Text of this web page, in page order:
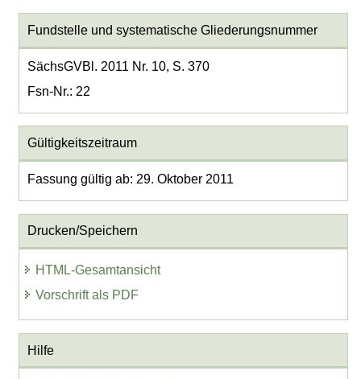
Fundstelle und systematische Gliederungsnummer
SächsGVBl. 2011 Nr. 10, S. 370
Fsn-Nr.: 22
Gültigkeitszeitraum
Fassung gültig ab: 29. Oktober 2011
Drucken/Speichern
HTML-Gesamtansicht
Vorschrift als PDF
Hilfe